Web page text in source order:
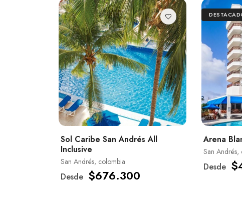
Sol Caribe San Andrés All
Inclusive
San Andrés, colombia
Desde $676.300
Arena
San Andrés,
Desde